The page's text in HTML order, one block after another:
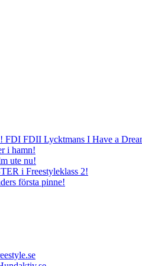
FDI FDII Lycktmans I Have a
i hamn!
ute nu!
i Freestyleklass 2!
första pinne!